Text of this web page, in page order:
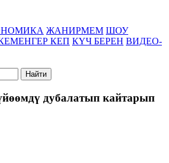
ЖАНИРМЕМ ШОУ
КЕП КҮЧ БЕРЕН ВИДЕО-
Найти
дубалатып кайтарып